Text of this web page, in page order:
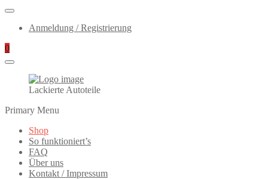
Anmeldung / Registrierung
0
Lackierte Autoteile
Primary Menu
Shop
So funktioniert’s
FAQ
Über uns
Kontakt / Impressum